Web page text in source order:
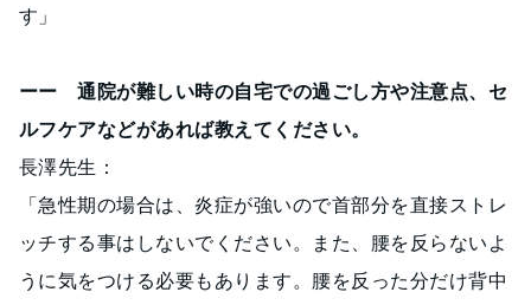
す」
ーー 通院が難しい時の自宅での過ごし方や注意点、セ
ルフケアなどがあれば教えてください。
長澤先生：
「急性期の場合は、炎症が強いので首部分を直接ストレ
ッチする事はしないでください。また、腰を反らないよ
うに気をつける必要もあります。腰を反った分だけ背中